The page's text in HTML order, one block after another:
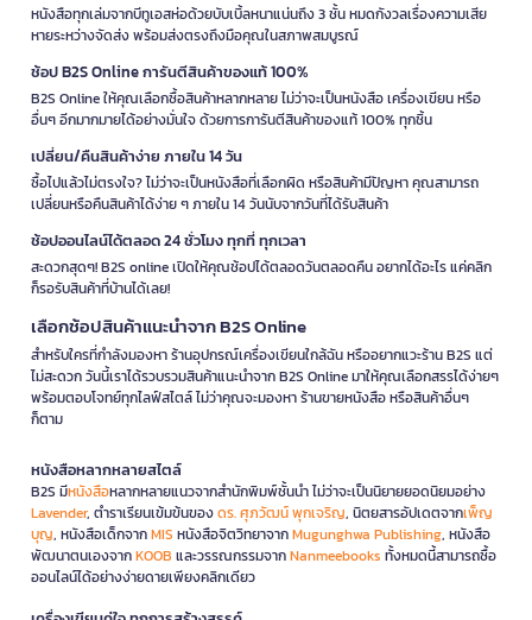
หนังสือทุกเล่มจากบีทูเอสห่อด้วยบับเบิ้ลหนาแน่นถึง 3 ชั้น หมดกังวลเรื่องความเสีย
หายระหว่างจัดส่ง พร้อมส่งตรงถึงมือคุณในสภาพสมบูรณ์
ช้อป B2S Online การันตีสินค้าของแท้ 100%
B2S Online ให้คุณเลือกซื้อสินค้าหลากหลาย ไม่ว่าจะเป็นหนังสือ เครื่องเขียน หรือ
อื่นๆ อีกมากมายได้อย่างมั่นใจ ด้วยการการันตีสินค้าของแท้ 100% ทุกชิ้น
เปลี่ยน/คืนสินค้าง่าย ภายใน 14 วัน
ซื้อไปแล้วไม่ตรงใจ? ไม่ว่าจะเป็นหนังสือที่เลือกผิด หรือสินค้ามีปัญหา คุณสามารถ
เปลี่ยนหรือคืนสินค้าได้ง่าย ๆ ภายใน 14 วันนับจากวันที่ได้รับสินค้า
ช้อปออนไลน์ได้ตลอด 24 ชั่วโมง ทุกที่ ทุกเวลา
สะดวกสุดๆ! B2S online เปิดให้คุณช้อปได้ตลอดวันตลอดคืน อยากได้อะไร แค่คลิก
ก็รอรับสินค้าที่บ้านได้เลย!
เลือกช้อปสินค้าแนะนำจาก B2S Online
สำหรับใครที่กำลังมองหา ร้านอุปกรณ์เครื่องเขียนใกล้ฉัน หรืออยากแวะร้าน B2S แต่
ไม่สะดวก วันนี้เราได้รวบรวมสินค้าแนะนำจาก B2S Online มาให้คุณเลือกสรรได้ง่ายๆ
พร้อมตอบโจทย์ทุกไลฟ์สไตล์ ไม่ว่าคุณจะมองหา ร้านขายหนังสือ หรือสินค้าอื่นๆ
ก็ตาม
หนังสือหลากหลายสไตล์
B2S มีหนังสือหลากหลายแนวจากสำนักพิมพ์ชั้นนำ ไม่ว่าจะเป็นนิยายยอดนิยมอย่าง
Lavender, ตำราเรียนเข้มข้นของดร. ศุภวัฒน์ พุกเจริญ, นิตยสารอัปเดตจากเพ็ญ
บุญ, หนังสือเด็กจากMIS หนังสือจิตวิทยาจากMugunghwa Publishing, หนังสือ
พัฒนาตนเองจากKOOB และวรรณกรรมจากNanmeebooks ทั้งหมดนี้สามารถซื้อ
ออนไลน์ได้อย่างง่ายดายเพียงคลิกเดียว